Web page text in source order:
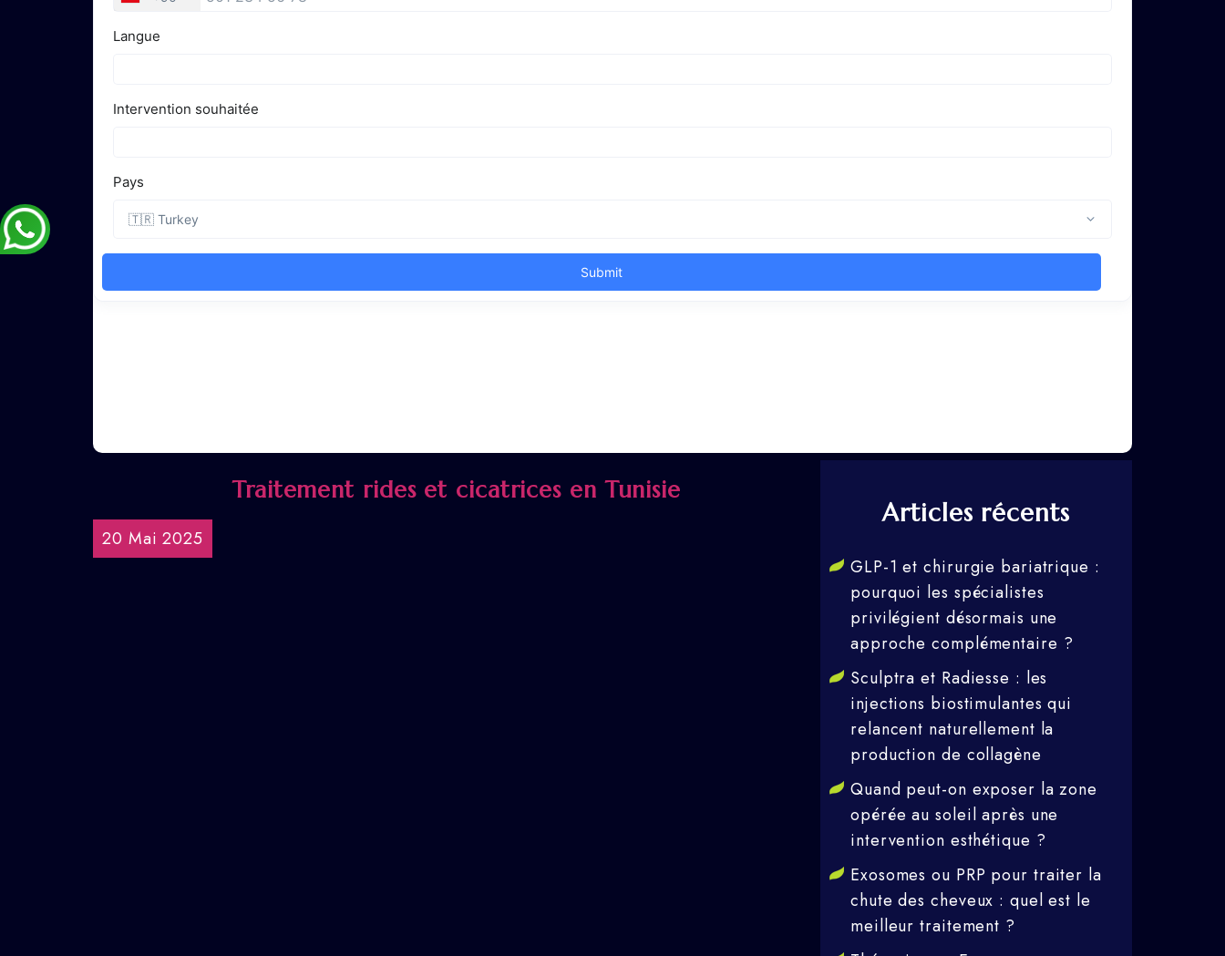
Traitement rides et cicatrices en Tunisie
20 Mai 2025
Articles récents
GLP-1 et chirurgie bariatrique :
pourquoi les spécialistes
privilégient désormais une
approche complémentaire ?
Sculptra et Radiesse : les
injections biostimulantes qui
relancent naturellement la
production de collagène
Quand peut-on exposer la zone
opérée au soleil après une
intervention esthétique ?
Exosomes ou PRP pour traiter la
chute des cheveux : quel est le
meilleur traitement ?